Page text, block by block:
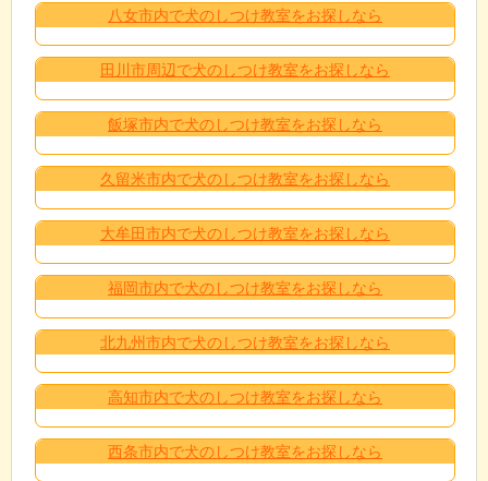
八女市内で犬のしつけ教室をお探しなら
田川市周辺で犬のしつけ教室をお探しなら
飯塚市内で犬のしつけ教室をお探しなら
久留米市内で犬のしつけ教室をお探しなら
大牟田市内で犬のしつけ教室をお探しなら
福岡市内で犬のしつけ教室をお探しなら
北九州市内で犬のしつけ教室をお探しなら
高知市内で犬のしつけ教室をお探しなら
西条市内で犬のしつけ教室をお探しなら